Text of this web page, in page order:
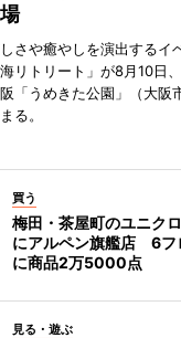
さや癒やしを演出するイ
海リトリート」が8月10日
「うめきた公園」（大阪
る。
買う
梅田・茶屋町のユニク
にアルペン旗艦店 6フ
に商品2万5000点
見る・遊ぶ